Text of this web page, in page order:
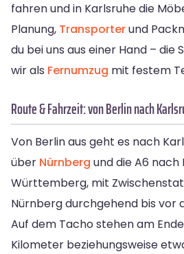
fahren und in Karlsruhe die
Planung, Transporterund
du bei uns aus einer Hand – die
wir als Fernumzug mit festem
Route & Fahrzeit: von Berlin nach
Von Berlin aus geht es nach
über Nürnberg und die A6 nach
Württemberg, mit
Nürnberg durchgehend bis vor
Auf dem Tacho stehen am
Kilometer beziehungsweise